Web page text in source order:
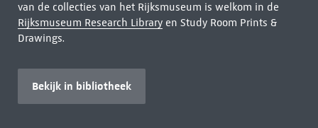
van de collecties van het Rijksmuseum is welkom in de
Rijksmuseum Research Libraryen Study Room Prints &
Drawings.
Bekijk in bibliotheek